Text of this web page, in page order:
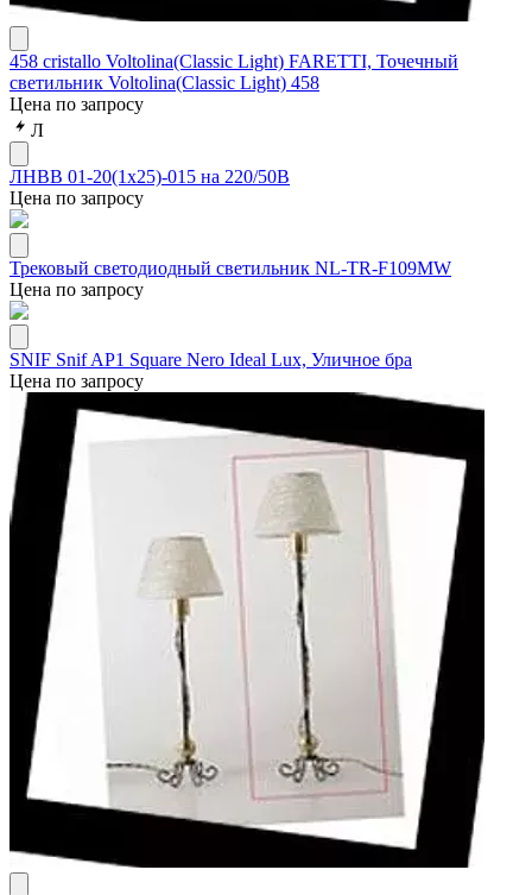
458 cristallo Voltolina(Classic Light) FARETTI, Точечный
светильник Voltolina(Classic Light) 458
Цена по запросу
Л
ЛНВВ 01-20(1х25)-015 на 220/50В
Цена по запросу
Трековый светодиодный светильник NL-TR-F109MW
Цена по запросу
SNIF Snif AP1 Square Nero Ideal Lux, Уличное бра
Цена по запросу